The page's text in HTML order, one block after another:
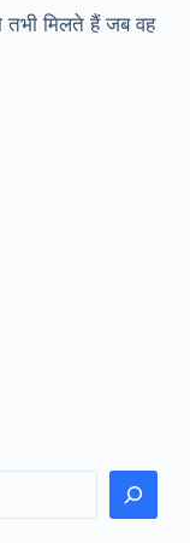
तभी मिलते हैं जब वह